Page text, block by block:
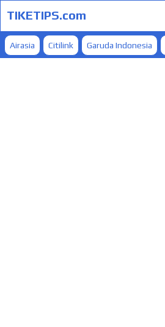
TIKETIPS.com
Airasia Citilink Garuda Indonesia